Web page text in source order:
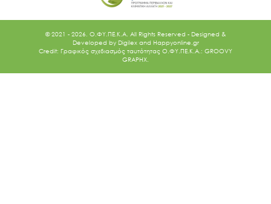
© 2021 - 2026. O.ΦΥ.ΠΕ.Κ.Α. All Rights Reserved - Designed &
Developed by Digilex and Happyonline.gr
Credit: Γραφικός σχεδιασμός ταυτότητας Ο.ΦΥ.ΠΕ.Κ.Α.: GROOVY
GRAPHX.